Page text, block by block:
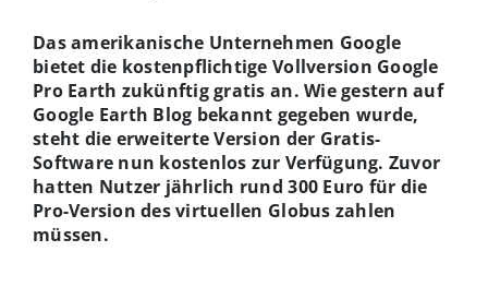
Das amerikanische Unternehmen Google
bietet die kostenpflichtige Vollversion Google
Pro Earth zukünftig gratis an. Wie gestern auf
Google Earth Blog bekannt gegeben wurde,
steht die erweiterte Version der Gratis-
Software nun kostenlos zur Verfügung. Zuvor
hatten Nutzer jährlich rund 300 Euro für die
Pro-Version des virtuellen Globus zahlen
müssen.